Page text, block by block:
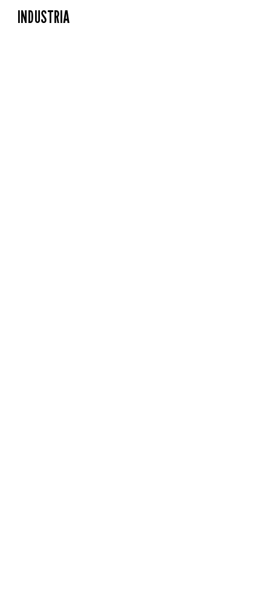
INDUSTRIA